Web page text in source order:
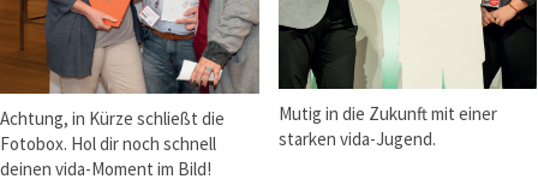
Achtung, in Kürze schließt die
Fotobox. Hol dir noch schnell
deinen vida-Moment im Bild!
Mutig in die Zukunft mit einer
starken vida-Jugend.